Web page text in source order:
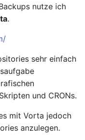
nutze ich
.
sehr einfach
und CRONs.
mit Vorta jedoch
anzulegen.